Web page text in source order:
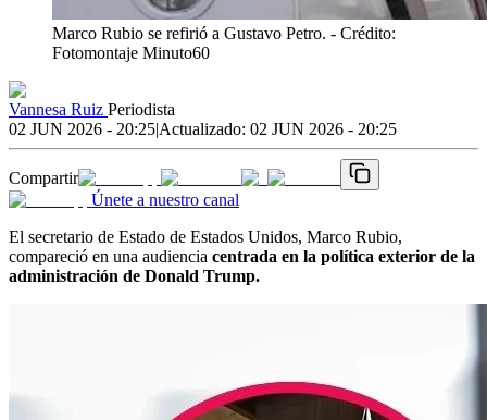
Marco Rubio se refirió a Gustavo Petro. - Crédito:
Fotomontaje Minuto60
Vannesa Ruiz Periodista
02 JUN 2026 - 20:25|Actualizado: 02 JUN 2026 - 20:25
Compartir
Únete a nuestro canal
El secretario de Estado de Estados Unidos, Marco Rubio,
compareció en una audiencia centrada en la política exterior de la
administración de Donald Trump.